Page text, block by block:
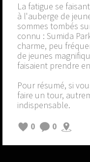
La fatigue se
à l'auberge de
sommes tombés
connu : Sumida
charme, peu
de jeunes
faisaient prendre
Pour résumé, si
faire un tour,
indispensable.
0
0